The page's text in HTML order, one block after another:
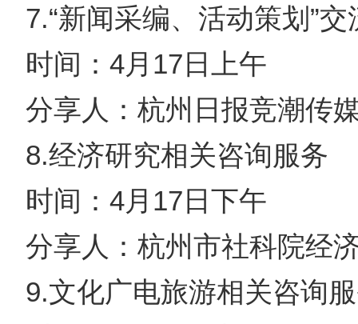
7.“新闻采编、活动策划”交
时间：4月17日上午
分享人：杭州日报竞潮传
8.经济研究相关咨询服务
时间：4月17日下午
分享人：杭州市社科院经
9.文化广电旅游相关咨询